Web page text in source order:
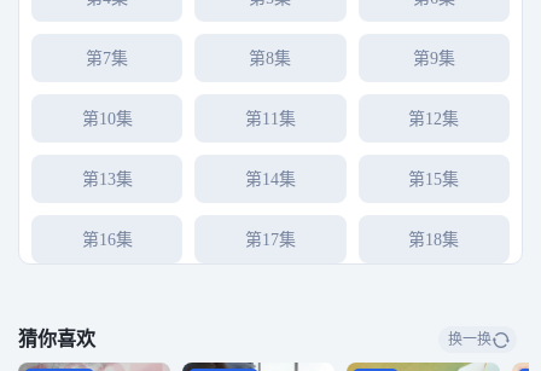
第7集 第8集 第9集
第10集 第11集 第12集
第13集 第14集 第15集
第16集 第17集 第18集
第22集 第23集 第24集
猜你喜欢 换一换